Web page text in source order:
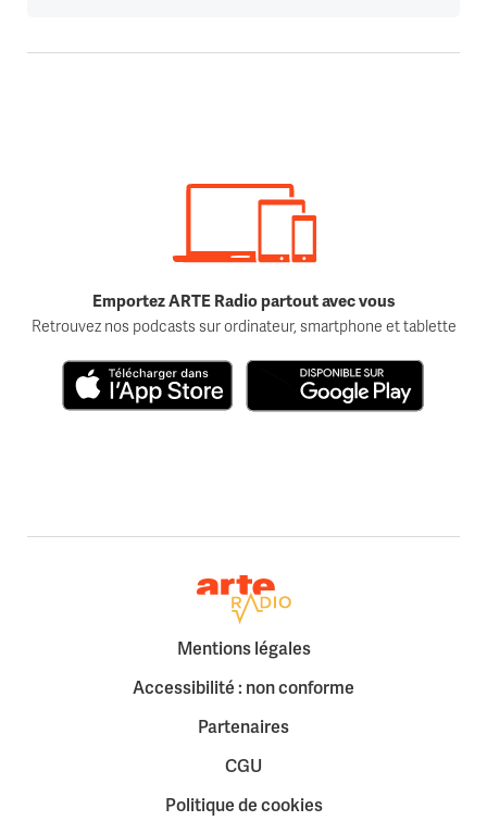
Emportez ARTE Radio partout avec vous
Retrouvez nos podcasts sur ordinateur, smartphone et tablette
Retour à la page d'accueil
Mentions légales
Accessibilité : non conforme
Partenaires
CGU
Politique de cookies